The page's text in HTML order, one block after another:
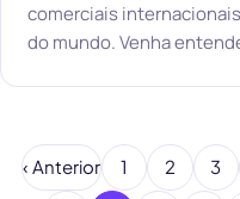
comerciais
do mundo. Venha
‹ Anterior 1 2 3